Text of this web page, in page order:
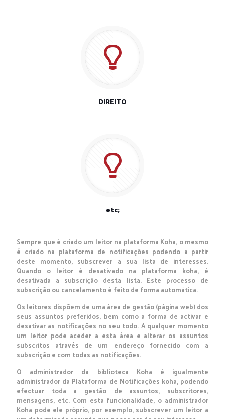
DIREITO
etc;
Sempre que é criado um leitor na plataforma Koha, o mesmo
é criado na plataforma de notificações podendo a partir
deste momento, subscrever a sua lista de interesses.
Quando o leitor é desativado na plataforma koha, é
desativada a subscrição desta lista. Este processo de
subscrição ou cancelamento é feito de forma automática.
Os leitores dispõem de uma área de gestão (página web) dos
seus assuntos preferidos, bem como a forma de activar e
desativar as notificações no seu todo. A qualquer momento
um leitor pode aceder a esta área e alterar os assuntos
subscritos através de um endereço fornecido com a
subscrição e com todas as notificações.
O administrador da biblioteca Koha é igualmente
administrador da Plataforma de Notificações koha, podendo
efectuar toda a gestão de assuntos, subscritores,
mensagens, etc. Com esta funcionalidade, o administrador
Koha pode ele próprio, por exemplo, subscrever um leitor a